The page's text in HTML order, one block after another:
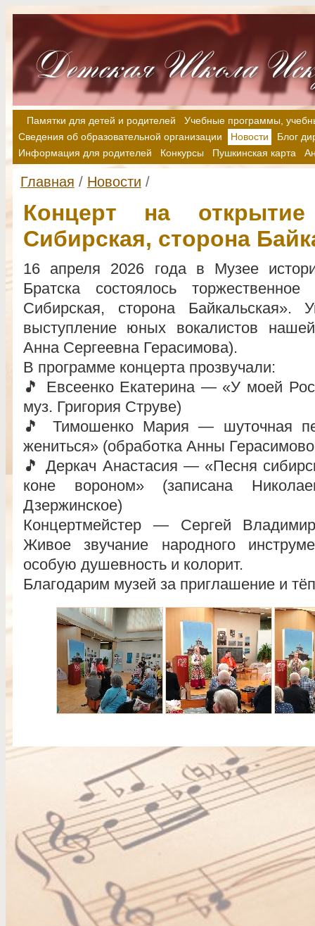
Памятки для детей и родителей
Учебные программы,
Сведения об образовательной организации
Новости
Блог
Информация для родителей
Конкурсы Пушкинская карта
Главная / Новости /
Концерт на
Сибирская, сторона
16 апреля 2026 года в Музее
Братска состоялось
Сибирская, сторона Байкальская».
выступление юных вокалистов
Анна Сергеевна Герасимова).
В программе концерта прозвучали:
🎵 Евсеенко Екатерина — «У моей
муз. Григория Струве)
🎵 Тимошенко Мария — шуточная
жениться» (обработка Анны
🎵 Деркач Анастасия — «Песня
коне вороном» (записана
Дзержинское)
Концертмейстер — Сергей
Живое звучание народного
особую душевность и колорит.
Благодарим музей за приглашение и